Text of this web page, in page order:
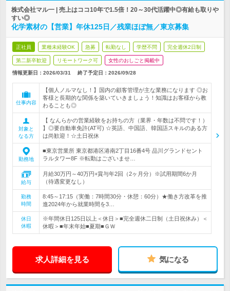
株式会社マル一 | 売上はココ10年で1.5倍！20～30代活躍中◎有給も取りや
すい◎
化学素材の【営業】年休125日／残業ほぼ無／東京募集
正社員 業種未経験OK 急募 転勤なし 学歴不問 完全週休2日制
第二新卒歓迎 リモートワーク可 女性のおしごと掲載中
情報更新日：2026/03/31 終了予定日： 2026/09/28
仕事内容
【個人ノルマなし！】国内の顧客管理が主な業務になります ◎お
客様と長期的な関係を築いていきましょう！知識はお客様から教
わることも◎
対象と
なる方
【 なんらかの営業経験をお持ちの方（業界・年数は不問です！）
】◎要自動車免許(AT可) ☆英語、中国語、韓国語スキルのある方
は尚歓迎！☆土日祝休
勤務地
■東京営業所 東京都港区港南2丁目16番4号 品川グランドセント
ラルタワー8F ※転勤はございませ…
給与
月給30万円～40万円+賞与年2回（2ヶ月分）※試用期間6か月
（待遇変更なし）
勤務
時間
8:45～17:15（実働：7時間30分・休憩：60分）★働き方改革を推
進2024年から就業時間を3…
休日
休暇
※年間休日125日以上＜休日＞■完全週休二日制（土日祝休み）＜
休暇＞■年末年始■夏期■ＧＷ
求人詳細を見る 気になる